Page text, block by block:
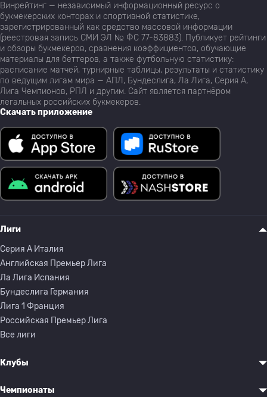
Винрейтинг — независимый информационный ресурс о
букмекерских конторах и спортивной статистике,
зарегистрированный как средство массовой информации
(реестровая запись СМИ ЭЛ № ФС 77-83883). Публикует рейтинги
и обзоры букмекеров, сравнения коэффициентов, обучающие
материалы для беттеров, а также футбольную статистику:
расписание матчей, турнирные таблицы, результаты и статистику
по ведущим лигам мира — АПЛ, Бундеслига, Ла Лига, Серия А,
Лига Чемпионов, РПЛ и другим. Сайт является партнёром
легальных российских букмекеров.
Скачать приложение
Лиги
Серия A Италия
Английская Премьер Лига
Ла Лига Испания
Бундеслига Германия
Лига 1 Франция
Российская Премьер Лига
Все лиги
Клубы
Чемпионаты